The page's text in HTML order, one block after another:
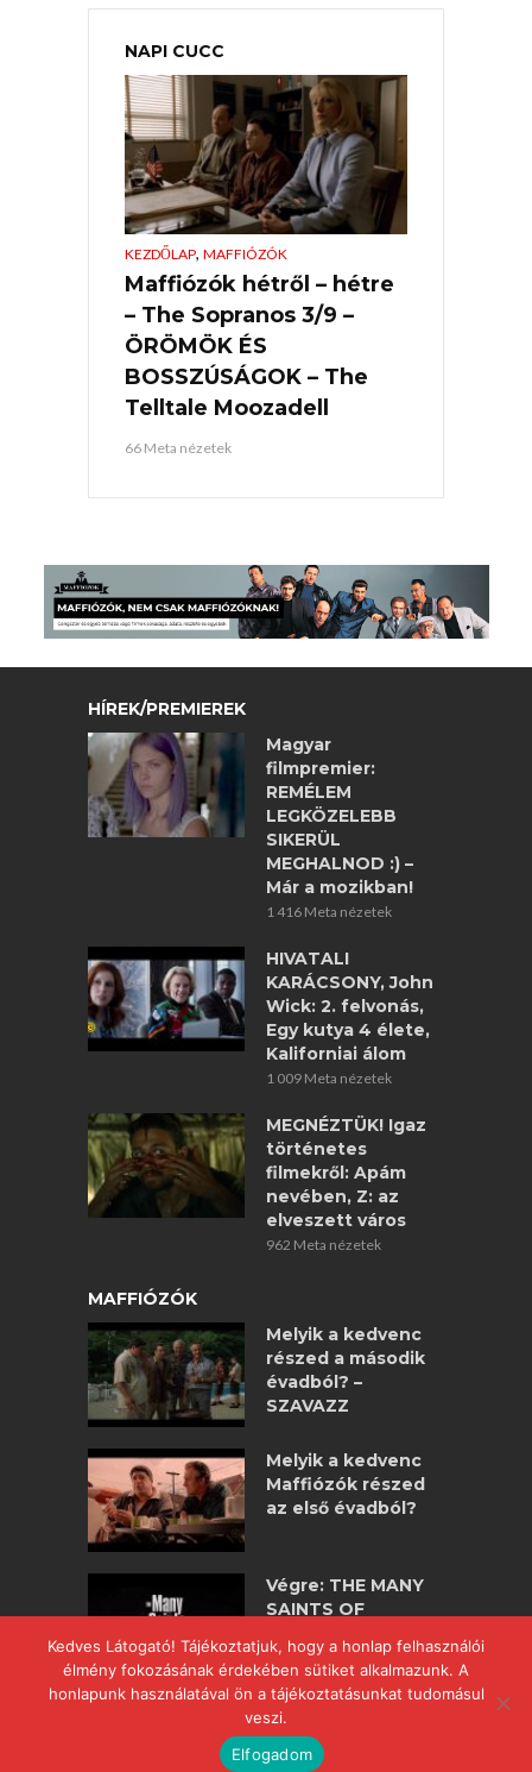
NAPI CUCC
KEZDŐLAP, MAFFIÓZÓK
Maffiózók hétről – hétre
– The Sopranos 3/9 –
ÖRÖMÖK ÉS
BOSSZÚSÁGOK – The
Telltale Moozadell
66 Meta nézetek
HÍREK/PREMIEREK
Magyar
filmpremier:
REMÉLEM
LEGKÖZELEBB
SIKERÜL
MEGHALNOD :) –
Már a mozikban!
1 416 Meta nézetek
HIVATALI
KARÁCSONY, John
Wick: 2. felvonás,
Egy kutya 4 élete,
Kaliforniai álom
1 009 Meta nézetek
MEGNÉZTÜK! Igaz
történetes
filmekről: Apám
nevében, Z: az
elveszett város
962 Meta nézetek
MAFFIÓZÓK
Melyik a kedvenc
részed a második
évadból? –
SZAVAZZ
Melyik a kedvenc
Maffiózók részed
az első évadból?
Végre: THE MANY
SAINTS OF
maffiózók
nagyjátékfilm!
COPYRIGHT © 2017 POWERED BYWWW.MAFFIOZOK.HU
Kedves Látogató! Tájékoztatjuk, hogy a honlap felhasználói
élmény fokozásának érdekében sütiket alkalmazunk. A
honlapunk használatával ön a tájékoztatásunkat tudomásul
veszi.
Elfogadom